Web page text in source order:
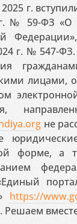
г.
№ 59-ФЗ «О
г. № 547-
лицами,
не
форме, а
https://
Решаем